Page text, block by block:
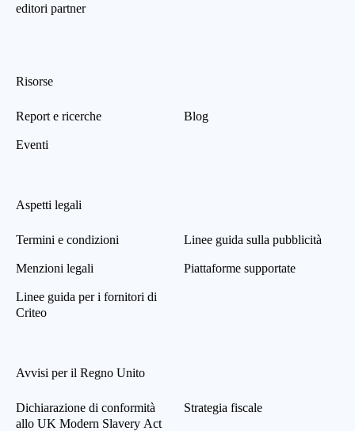
editori partner
Risorse
Report e ricerche
Eventi
Blog
Aspetti legali
Termini e condizioni
Menzioni legali
Linee guida per i fornitori di
Criteo
Linee guida sulla pubblicità
Piattaforme supportate
Avvisi per il Regno Unito
Dichiarazione di conformità
allo UK Modern Slavery Act
Strategia fiscale